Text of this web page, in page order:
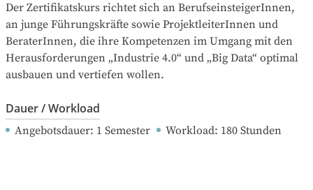
Der Zertifikatskurs richtet sich an BerufseinsteigerInnen,
an junge Führungskräfte sowie ProjektleiterInnen und
BeraterInnen, die ihre Kompetenzen im Umgang mit den
Herausforderungen „Industrie 4.0“ und „Big Data“ optimal
ausbauen und vertiefen wollen.
Dauer / Workload
Angebotsdauer: 1 Semester Workload: 180 Stunden